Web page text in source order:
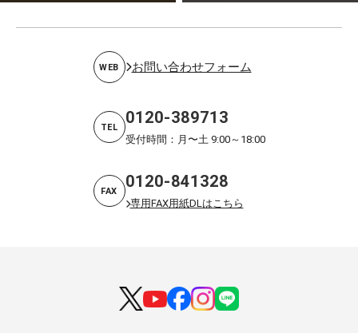
WEB お問い合わせフォーム
TEL 0120-389713
受付時間：月〜土 9:00～18:00
FAX 0120-841328
専用FAX用紙DLはこちら